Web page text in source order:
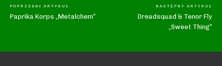
POPRZEDNI ARTYKUŁ
Paprika Korps „Metalchem”
NASTĘPNY ARTYKUŁ
Dreadsquad & Tenor Fly
„Sweet Thing”